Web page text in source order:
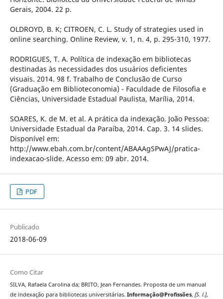
Gerais, 2004. 22 p.
OLDROYD, B. K; CITROEN, C. L. Study of strategies used in
online searching. Online Review, v. 1, n. 4, p. 295-310, 1977.
RODRIGUES, T. A. Política de indexação em bibliotecas
destinadas às necessidades dos usuários deficientes
visuais. 2014. 98 f. Trabalho de Conclusão de Curso
(Graduação em Biblioteconomia) - Faculdade de Filosofia e
Ciências, Universidade Estadual Paulista, Marília, 2014.
SOARES, K. de M. et al. A prática da indexação. João Pessoa:
Universidade Estadual da Paraíba, 2014. Cap. 3. 14 slides.
Disponível em:
http://www.ebah.com.br/content/ABAAAgSPwAJ/pratica-
indexacao-slide. Acesso em: 09 abr. 2014.
PDF
Publicado
2018-06-09
Como Citar
SILVA, Rafaela Carolina da; BRITO, Jean Fernandes. Proposta de um manual
de indexação para bibliotecas universitárias. Informação@Profissões, [S. l.],